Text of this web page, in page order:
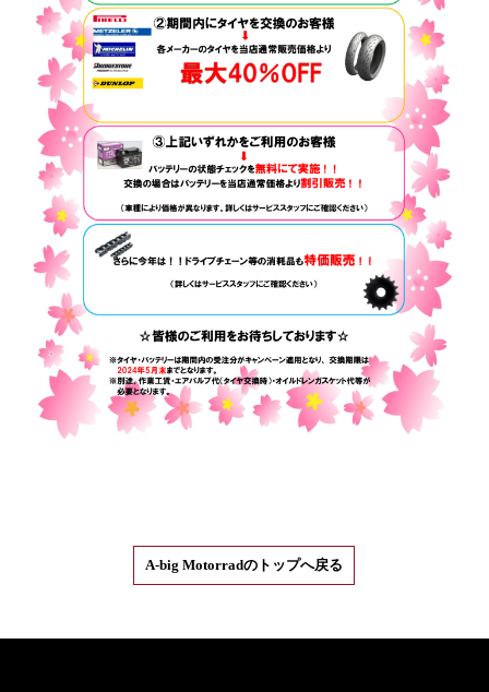
A-big Motorradのトップへ戻る